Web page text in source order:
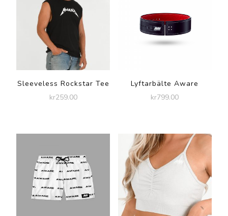
Sleeveless Rockstar Tee
kr259.00
Lyftarbälte Aware
kr799.00